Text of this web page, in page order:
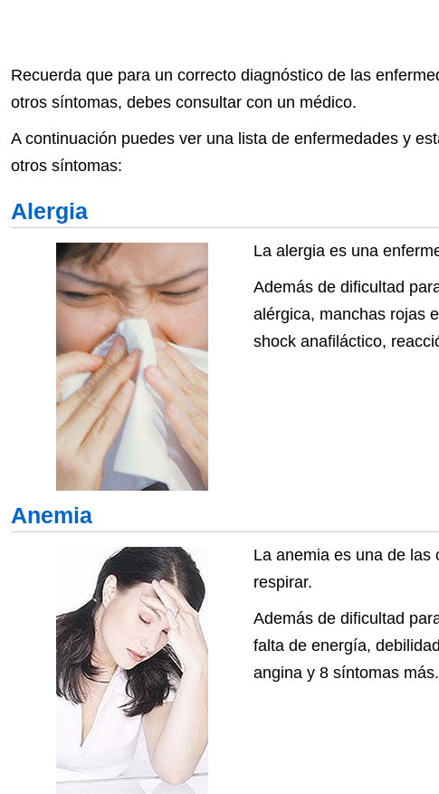
Recuerda que para un correcto diagnóstico de las
otros síntomas, debes consultar con un médico.
A continuación puedes ver una lista de enfermedades y
otros síntomas:
Alergia
La alergia es una
Además de dificultad
alérgica, manchas rojas
shock anafiláctico,
Anemia
La anemia es una de las
respirar.
Además de dificultad
falta de energía,
angina y 8 síntomas más.